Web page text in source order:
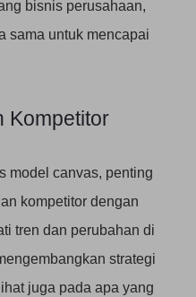
bisnis perusahaan,
sama untuk mencapai
Kompetitor
model canvas, penting
kompetitor dengan
tren dan perubahan di
strategi
juga pada apa yang